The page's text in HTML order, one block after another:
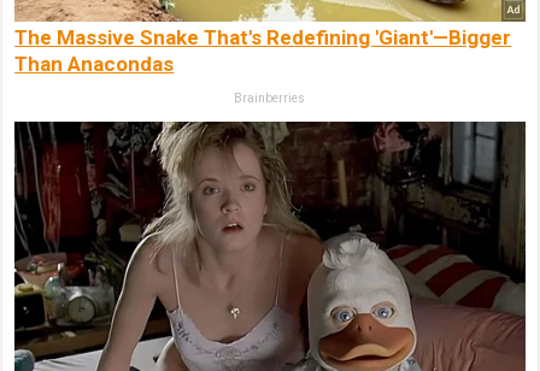
The Massive Snake That's Redefining 'Giant'—Bigger
Than Anacondas
Brainberries